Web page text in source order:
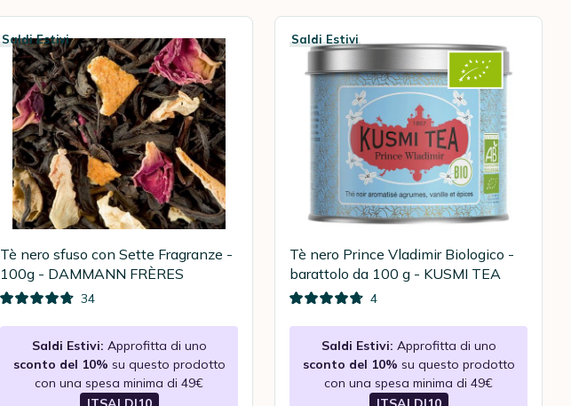
Saldi Estivi
Tè nero sfuso con Sette Fragranze -
100g - DAMMANN FRÈRES
34
Saldi Estivi: Approfitta di uno
sconto del 10% su questo prodotto
con una spesa minima di 49€
Saldi Estivi
Tè nero Prince Vladimir Biologico -
barattolo da 100 g - KUSMI TEA
4
Saldi Estivi: Approfitta di uno
sconto del 10% su questo prodotto
con una spesa minima di 49€